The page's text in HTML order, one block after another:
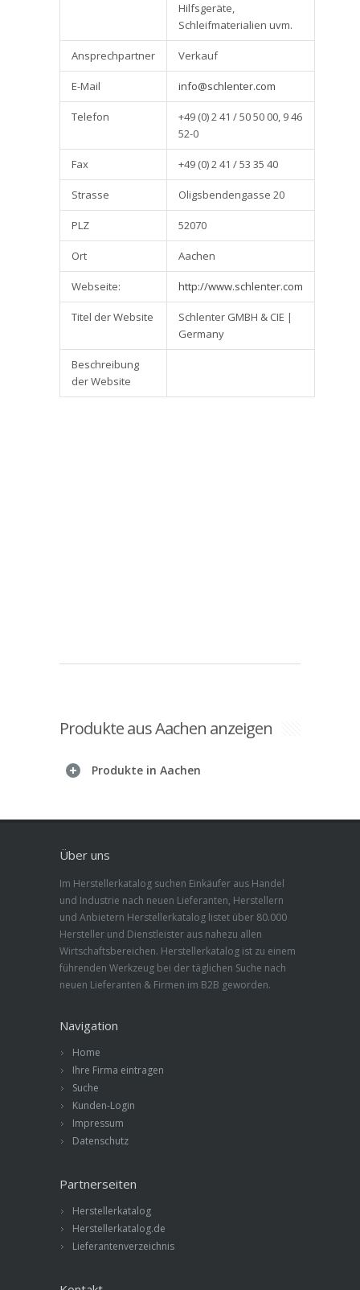
Hilfsgeräte,
Schleifmaterialien uvm.
Ansprechpartner Verkauf
E-Mail info@schlenter.com
Telefon
+49 (0) 2 41 / 50 50 00, 9 46
52-0
Fax +49 (0) 2 41 / 53 35 40
Strasse Oligsbendengasse 20
PLZ 52070
Ort Aachen
Webseite: http://www.schlenter.com
Titel der Website
Schlenter GMBH & CIE |
Germany
Beschreibung
der Website
Produkte aus Aachen anzeigen
Produkte in Aachen
Über uns
Im Herstellerkatalog suchen Einkäufer aus Handel
und Industrie nach neuen Lieferanten, Herstellern
und Anbietern Herstellerkatalog listet über 80.000
Hersteller und Dienstleister aus nahezu allen
Wirtschaftsbereichen. Herstellerkatalog ist zu einem
führenden Werkzeug bei der täglichen Suche nach
neuen Lieferanten & Firmen im B2B geworden.
Navigation
Home
Ihre Firma eintragen
Suche
Kunden-Login
Impressum
Datenschutz
Partnerseiten
Herstellerkatalog
Herstellerkatalog.de
Lieferantenverzeichnis